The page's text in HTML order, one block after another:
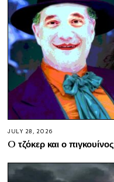
JULY 28, 2026
O τζόκερ και ο πιγκουίνος